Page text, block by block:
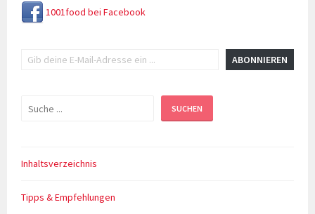
1001food bei Facebook
ABONNIEREN
Suchen SUCHEN
Inhaltsverzeichnis
Tipps & Empfehlungen